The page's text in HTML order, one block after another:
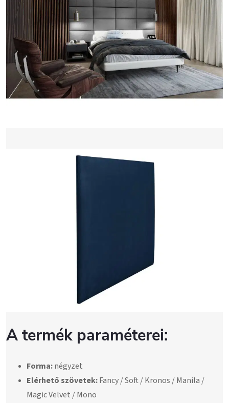
A termék paraméterei:
Forma:négyzet
Elérhető szövetek:Fancy / Soft / Kronos / Manila /
Magic Velvet / Mono